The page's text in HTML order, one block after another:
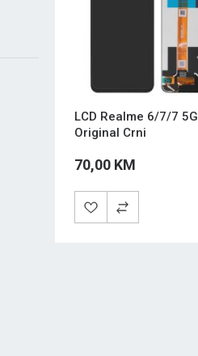
LCD Realme 6/7/7 5G
Original Crni
70,00 KM